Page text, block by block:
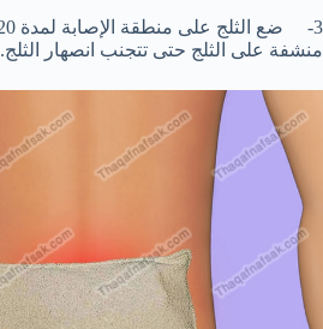
منشفة على الثلج حتى تتجنب انصهار الثلج.